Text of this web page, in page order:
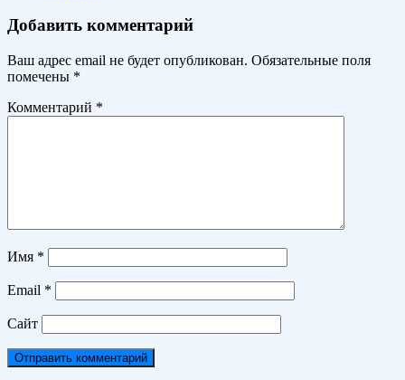
Добавить комментарий
Ваш адрес email не будет опубликован. Обязательные поля
помечены *
Комментарий *
Имя *
Email *
Сайт